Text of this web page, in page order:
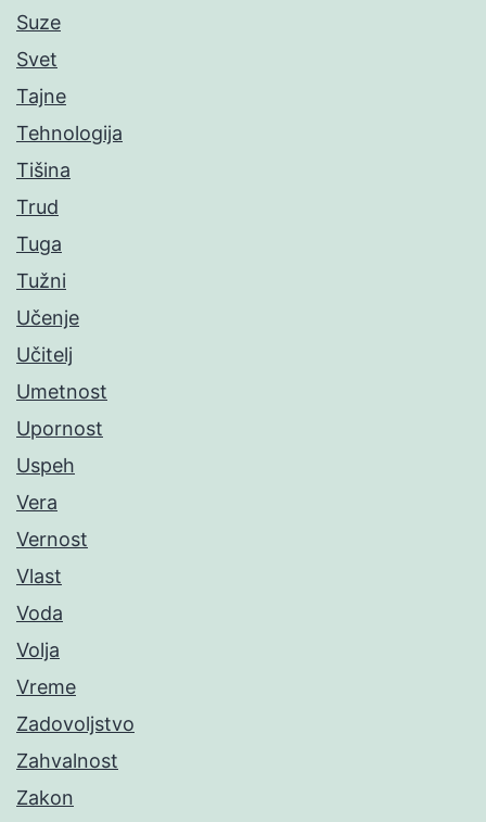
Suze
Svet
Tajne
Tehnologija
Tišina
Trud
Tuga
Tužni
Učenje
Učitelj
Umetnost
Upornost
Uspeh
Vera
Vernost
Vlast
Voda
Volja
Vreme
Zadovoljstvo
Zahvalnost
Zakon